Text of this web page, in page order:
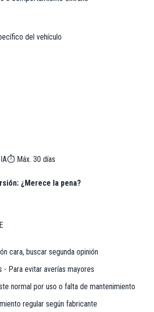
del vehículo
⏱️ Máx. 30 días
¿Merece la pena?
cara, buscar segunda opinión
- Para evitar averías mayores
normal por uso o falta de mantenimiento
regular según fabricante